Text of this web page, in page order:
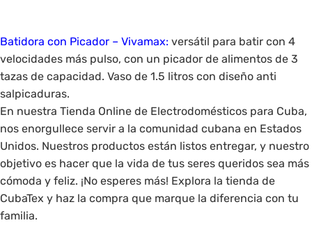
Batidora con Picador – Vivamax: versátil para batir con 4
velocidades más pulso, con un picador de alimentos de 3
tazas de capacidad. Vaso de 1.5 litros con diseño anti
salpicaduras.
En nuestra Tienda Online de Electrodomésticos para Cuba,
nos enorgullece servir a la comunidad cubana en Estados
Unidos. Nuestros productos están listos entregar, y nuestro
objetivo es hacer que la vida de tus seres queridos sea más
cómoda y feliz. ¡No esperes más! Explora la tienda de
CubaTex y haz la compra que marque la diferencia con tu
familia.